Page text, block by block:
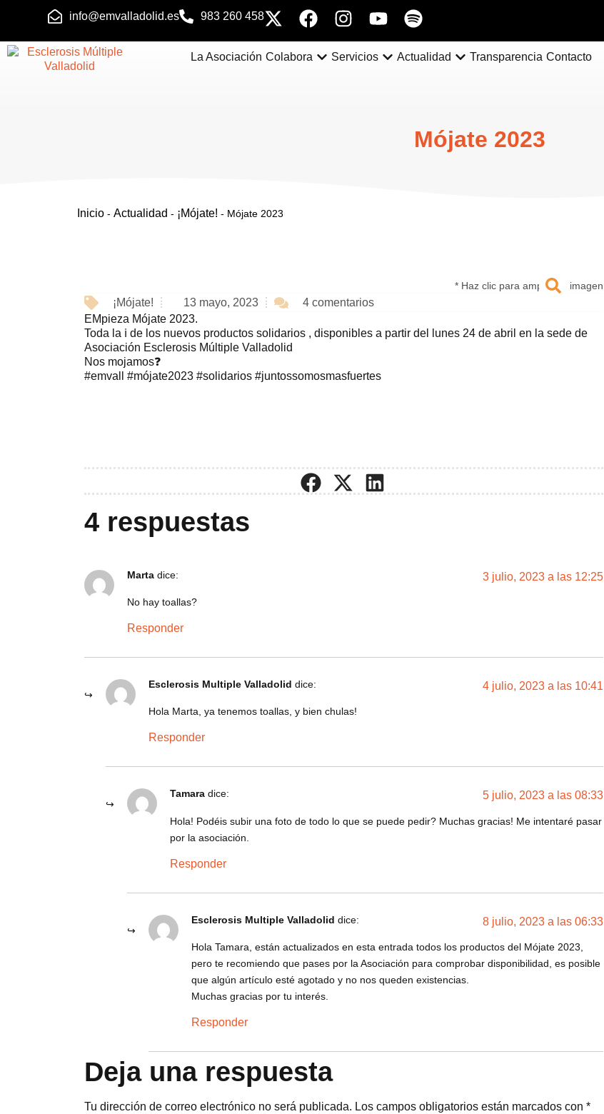
info@emvalladolid.es 983 260 458
La Asociación Colabora Servicios Actualidad Transparencia Contacto
Mójate 2023
Inicio- Actualidad - ¡Mójate! - Mójate 2023
* Haz clic para ampliar la imagen
¡Mójate! 13 mayo, 2023
4 comentarios
EMpieza Mójate 2023.
Toda la ℹ️ de los nuevos productos solidarios , disponibles a partir del lunes 24 de abril en la sede de
Asociación Esclerosis Múltiple Valladolid
Nos mojamos❓
#emvall #mójate2023 #solidarios #juntossomosmasfuertes
4 respuestas
Marta dice: 3 julio, 2023 a las 12:25
No hay toallas?
Responder
Esclerosis Multiple Valladolid dice: 4 julio, 2023 a las 10:41
Hola Marta, ya tenemos toallas, y bien chulas!
Responder
Tamara dice: 5 julio, 2023 a las 08:33
Hola! Podéis subir una foto de todo lo que se puede pedir? Muchas gracias! Me intentaré pasar
por la asociación.
Responder
Esclerosis Multiple Valladolid dice: 8 julio, 2023 a las 06:33
Hola Tamara, están actualizados en esta entrada todos los productos del Mójate 2023,
pero te recomiendo que pases por la Asociación para comprobar disponibilidad, es posible
que algún artículo esté agotado y no nos queden existencias.
Muchas gracias por tu interés.
Responder
Deja una respuesta
Tu dirección de correo electrónico no será publicada. Los campos obligatorios están marcados con *